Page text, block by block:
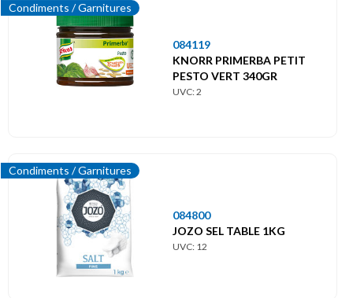
Condiments / Garnitures
084119
KNORR PRIMERBA PETIT
PESTO VERT 340GR
UVC: 2
Condiments / Garnitures
084800
JOZO SEL TABLE 1KG
UVC: 12